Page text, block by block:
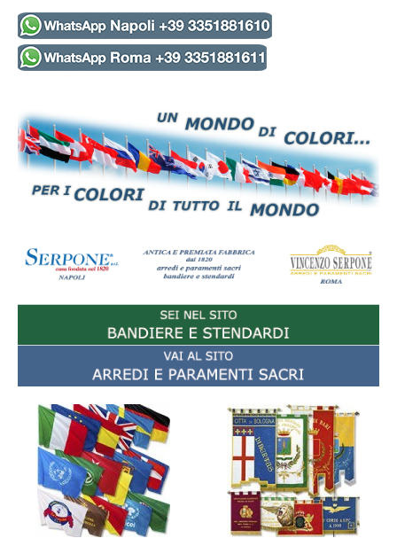
ITALIA ED UNIONE EUROPEA
ISTITUZIONI ITALIANE
EUROPA
AFRICA
ASIA
ANTARTIDE
ORGANISMI INTERNAZIONALI
PERSONALIZZATE
NAUTICA
ALTRE BANDIERE
SET E COMPLETI